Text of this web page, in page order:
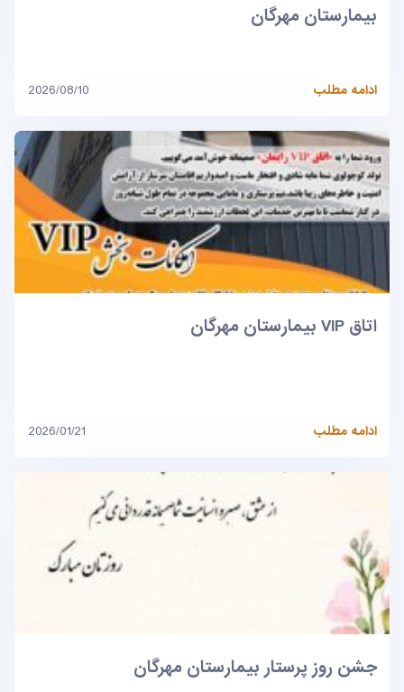
بیمارستان مهرگان
ادامه مطلب 2026/08/10
اتاق VIP بیمارستان مهرگان
ادامه مطلب 2026/01/21
جشن روز پرستار بیمارستان مهرگان